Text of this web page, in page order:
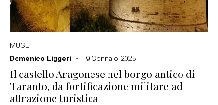
MUSEI
Domenico Liggeri
9 Gennaio 2025
Il castello Aragonese nel borgo antico di
Taranto, da fortificazione militare ad
attrazione turistica